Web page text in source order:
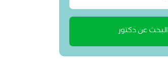
البحث عن دكتور